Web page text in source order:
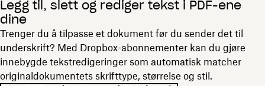
Legg til, slett og rediger tekst i PDF-ene
dine
Trenger du å tilpasse et dokument før du sender det til
underskrift? Med Dropbox-abonnementer kan du gjøre
innebygde tekstredigeringer som automatisk matcher
originaldokumentets skrifttype, størrelse og stil.